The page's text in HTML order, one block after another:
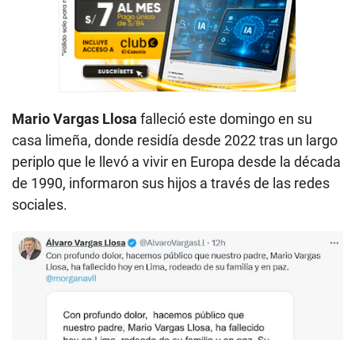
Mario Vargas Llosa falleció este domingo en su
casa limeña, donde residía desde 2022 tras un largo
periplo que le llevó a vivir en Europa desde la década
de 1990, informaron sus hijos a través de las redes
sociales.